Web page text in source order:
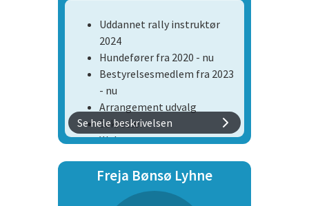
Egne hunde:
Zenta B-hund i lydighed
Karma agilityhund
Uddannet rally instruktør
2024
Hundefører fra 2020 - nu
Bestyrelsesmedlem fra 2023
- nu
Arrangement udvalg
Sekretær
Webmaster
Se hele beskrivelsen
Freja Bønsø Lyhne